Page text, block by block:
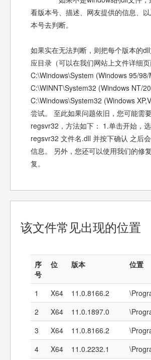
看版本号、描述、网友提供的信息、
本号去判断。
如果实在无法判断，则把每个版本的
应目录（可以在我们网站上文件详细
C:\Windows\System (Windows 95/98/
C:\WINNT\System32 (Windows NT/
C:\Windows\System32 (Windows
尝试。 至此如果问题依旧，您可能需
regsvr32，方法如下： 1.单击开始，
regsvr32 文件名.dll 并按下确认 之后
信息。 另外，您还可以使用我们的修
复。
该文件常见出现的位置
序
号
位 版本 位置
1 X64 11.0.8166.2
2
X64 11.0.1897.0
3
X64 11.0.8166.2
4
X64 11.0.2232.1